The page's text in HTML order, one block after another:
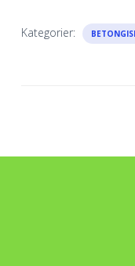
Kategorier: